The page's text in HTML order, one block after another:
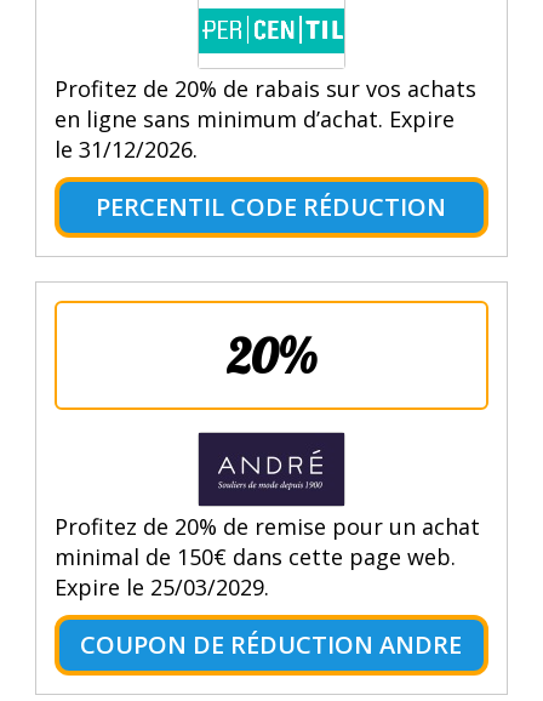
Profitez de 20% de rabais sur vos achats
en ligne sans minimum d’achat. Expire
le 31/12/2026.
PERCENTIL CODE RÉDUCTION
20%
Profitez de 20% de remise pour un achat
minimal de 150€ dans cette page web.
Expire le 25/03/2029.
COUPON DE RÉDUCTION ANDRE